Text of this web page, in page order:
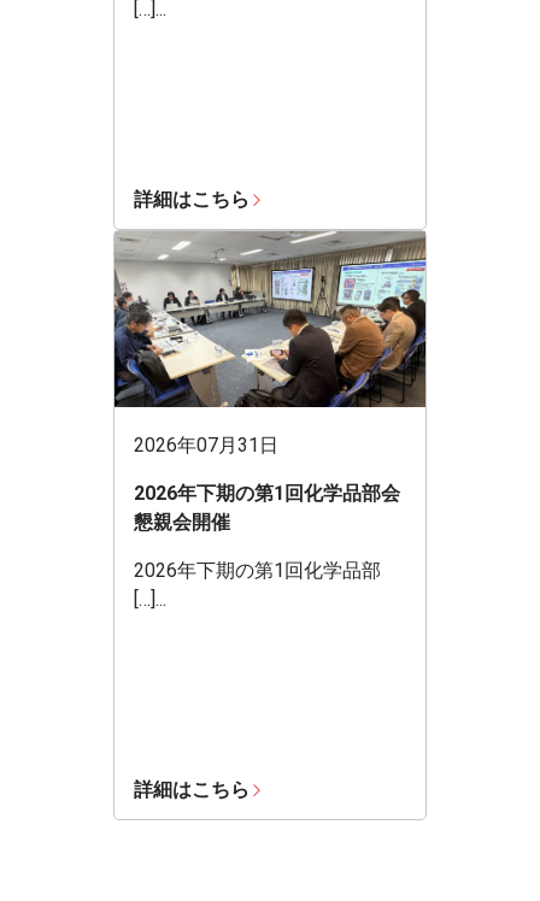
[…]...
詳細はこちら
2026年07月31日
2026年下期の第1回化学品部会
懇親会開催
2026年下期の第1回化学品部
[…]...
詳細はこちら